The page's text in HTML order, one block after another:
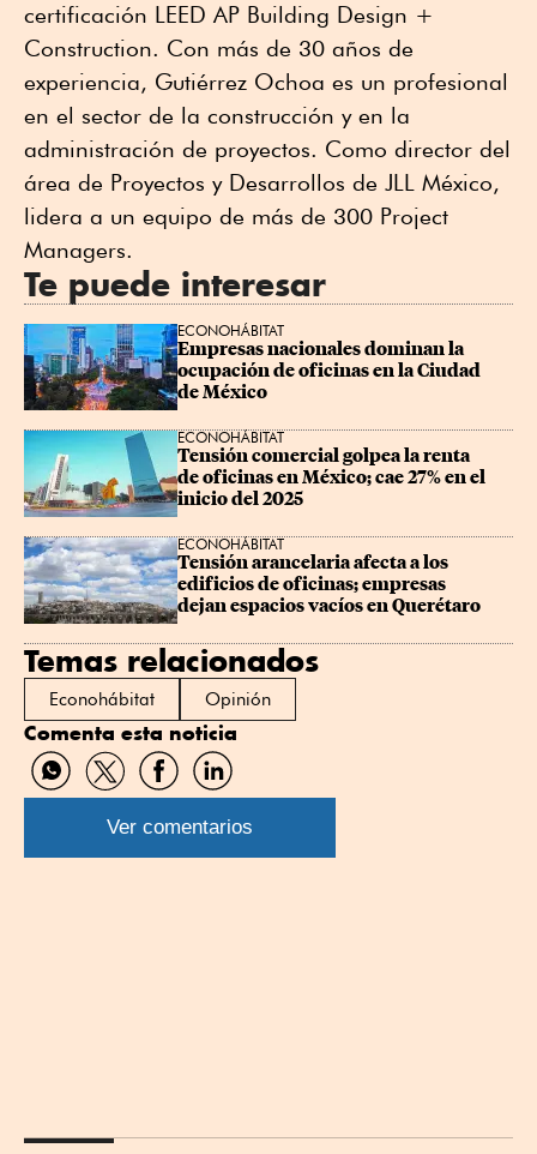
certificación LEED AP Building Design +
Construction. Con más de 30 años de
experiencia, Gutiérrez Ochoa es un profesional
en el sector de la construcción y en la
administración de proyectos. Como director del
área de Proyectos y Desarrollos de JLL México,
lidera a un equipo de más de 300 Project
Managers.
Te puede interesar
ECONOHÁBITAT
Empresas nacionales dominan la
ocupación de oficinas en la Ciudad
de México
ECONOHÁBITAT
Tensión comercial golpea la renta
de oficinas en México; cae 27% en el
inicio del 2025
ECONOHÁBITAT
Tensión arancelaria afecta a los
edificios de oficinas; empresas
dejan espacios vacíos en Querétaro
Temas relacionados
Econohábitat Opinión
Comenta esta noticia
Compartir
por
WhatsApp
Compartir
por
Twitter
Compartir
por
Facebook
Compartir
por
Linkedin
Ver comentarios